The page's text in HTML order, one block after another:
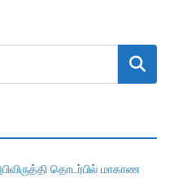
Search
தொடர்பில் மாகாண